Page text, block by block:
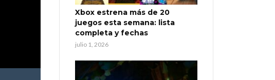
Xbox estrena más de 20
juegos esta semana: lista
completa y fechas
julio 1, 2026